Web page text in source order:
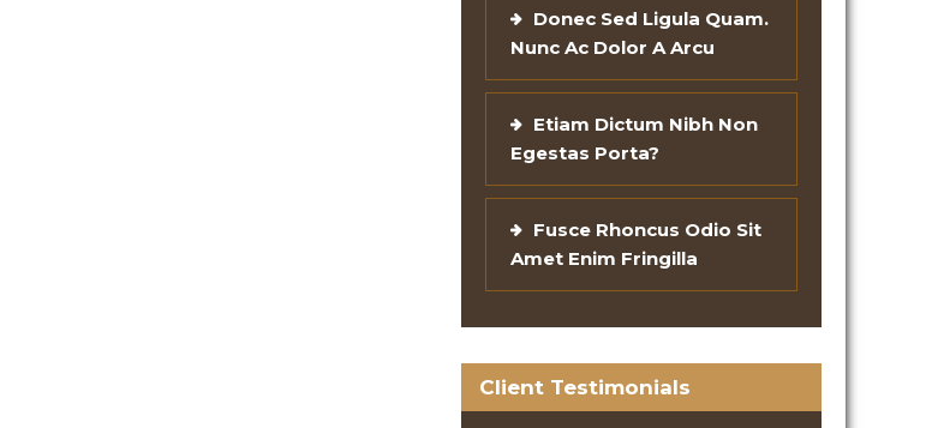
Donec Sed Ligula Quam.
Nunc Ac Dolor A Arcu
Etiam Dictum Nibh Non
Egestas Porta?
Fusce Rhoncus Odio Sit
Amet Enim Fringilla
Client Testimonials